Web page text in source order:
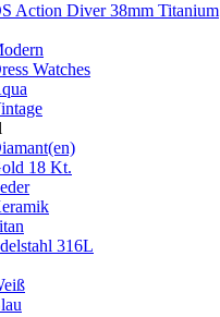
Action Diver 38mm Titanium
Watches
18 Kt.
316L